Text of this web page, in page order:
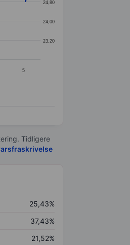
5
23,20
24,00
24,80
Tidligere
25,43%
37,43%
21,52%